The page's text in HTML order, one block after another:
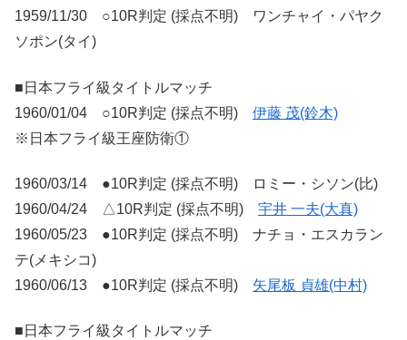
1959/11/30 ○10R判定 (採点不明) ワンチャイ・パヤク
ソポン(タイ)
■日本フライ級タイトルマッチ
1960/01/04 ○10R判定 (採点不明) 伊藤 茂(鈴木)
※日本フライ級王座防衛①
1960/03/14 ●10R判定 (採点不明) ロミー・シソン(比)
1960/04/24 △10R判定 (採点不明) 宇井 一夫(大真)
1960/05/23 ●10R判定 (採点不明) ナチョ・エスカラン
テ(メキシコ)
1960/06/13 ●10R判定 (採点不明) 矢尾板 貞雄(中村)
■日本フライ級タイトルマッチ